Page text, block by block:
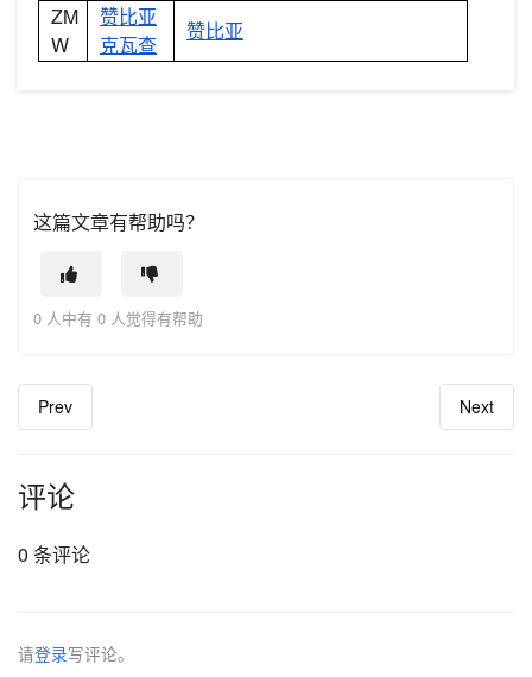
ZM
W
赞比亚
克瓦查
赞比亚
这篇文章有帮助吗？
0 人中有 0 人觉得有帮助
Prev Next
评论
0 条评论
请登录写评论。